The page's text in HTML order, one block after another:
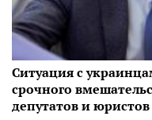
Ситуация с
срочного
депутатов и